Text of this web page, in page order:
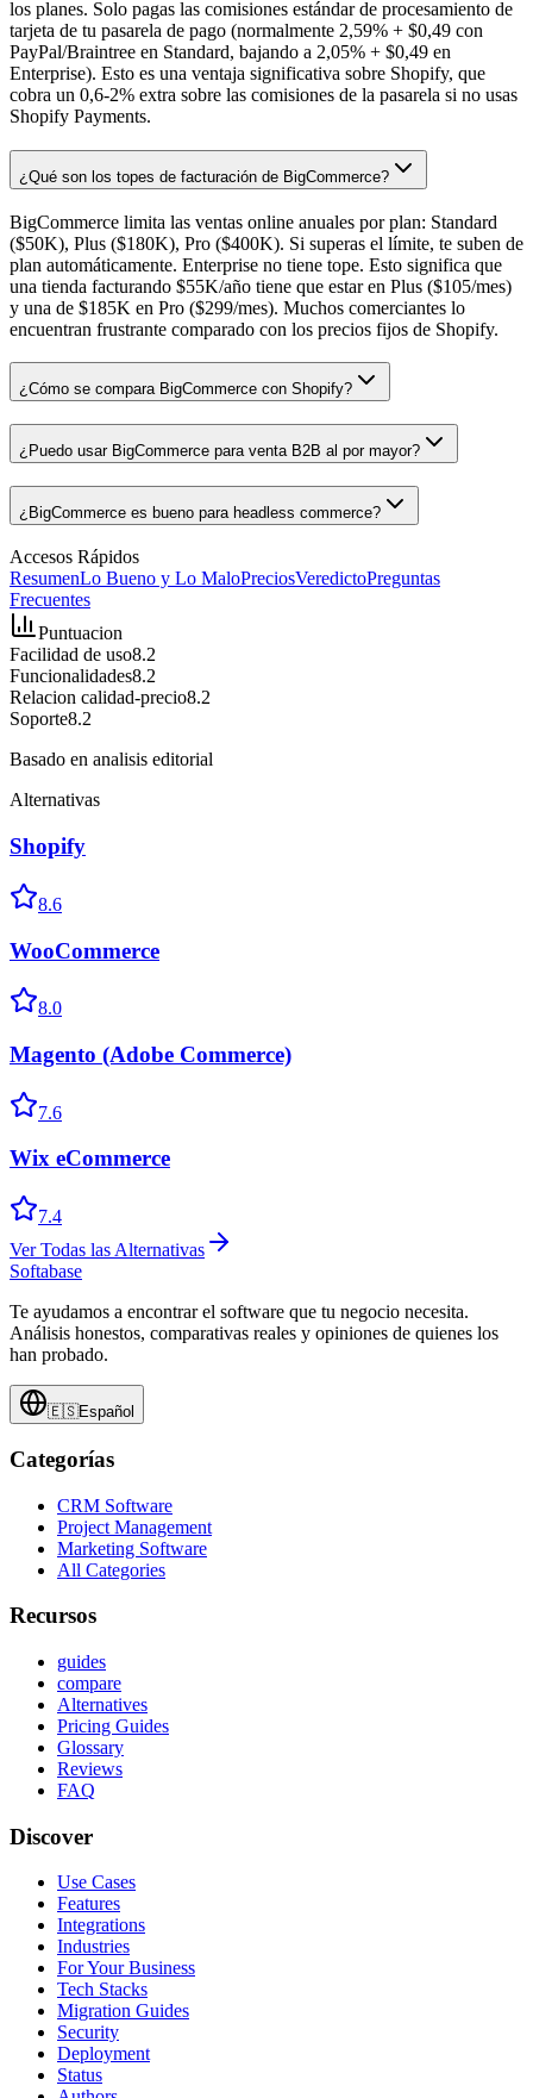
los planes. Solo pagas las comisiones estándar de procesamiento de
tarjeta de tu pasarela de pago (normalmente 2,59% + $0,49 con
PayPal/Braintree en Standard, bajando a 2,05% + $0,49 en
Enterprise). Esto es una ventaja significativa sobre Shopify, que
cobra un 0,6-2% extra sobre las comisiones de la pasarela si no usas
Shopify Payments.
¿Qué son los topes de facturación de BigCommerce?
BigCommerce limita las ventas online anuales por plan: Standard
($50K), Plus ($180K), Pro ($400K). Si superas el límite, te suben de
plan automáticamente. Enterprise no tiene tope. Esto significa que
una tienda facturando $55K/año tiene que estar en Plus ($105/mes)
y una de $185K en Pro ($299/mes). Muchos comerciantes lo
encuentran frustrante comparado con los precios fijos de Shopify.
¿Cómo se compara BigCommerce con Shopify?
¿Puedo usar BigCommerce para venta B2B al por mayor?
¿BigCommerce es bueno para headless commerce?
Accesos Rápidos
ResumenLo Bueno y Lo MaloPreciosVeredictoPreguntas
Frecuentes
Puntuacion
Facilidad de uso8.2
Funcionalidades8.2
Relacion calidad-precio8.2
Soporte8.2
Basado en analisis editorial
Alternativas
Shopify
8.6
WooCommerce
8.0
Magento (Adobe Commerce)
7.6
Wix eCommerce
7.4
Ver Todas las Alternativas
Softabase
Te ayudamos a encontrar el software que tu negocio necesita.
Análisis honestos, comparativas reales y opiniones de quienes los
han probado.
🇪🇸Español
Categorías
CRM Software
Project Management
Marketing Software
All Categories
Recursos
guides
compare
Alternatives
Pricing Guides
Glossary
Reviews
FAQ
Discover
Use Cases
Features
Integrations
Industries
For Your Business
Tech Stacks
Migration Guides
Security
Deployment
Status